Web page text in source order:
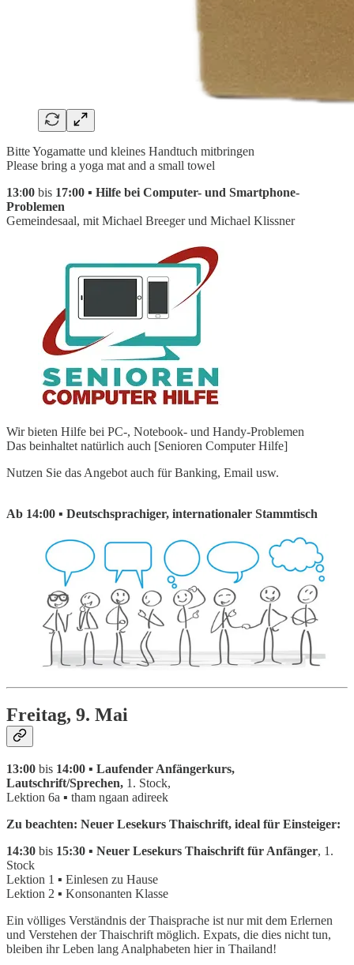
Bitte Yogamatte und kleines Handtuch mitbringen
Please bring a yoga mat and a small towel
13:00 bis 17:00 ▪ Hilfe bei Computer- und Smartphone-
Problemen
Gemeindesaal, mit Michael Breeger und Michael Klissner
Wir bieten Hilfe bei PC-, Notebook- und Handy-Problemen
Das beinhaltet natürlich auch [Senioren Computer Hilfe]
Nutzen Sie das Angebot auch für Banking, Email usw.
Ab 14:00 ▪ Deutschsprachiger, internationaler Stammtisch
Freitag, 9. Mai
13:00 bis 14:00 ▪ Laufender Anfängerkurs,
Lautschrift/Sprechen, 1. Stock,
Lektion 6a ▪ tham ngaan adireek
Zu beachten: Neuer Lesekurs Thaischrift, ideal für Einsteiger:
14:30 bis 15:30 ▪ Neuer Lesekurs Thaischrift für Anfänger, 1.
Stock
Lektion 1 ▪ Einlesen zu Hause
Lektion 2 ▪ Konsonanten Klasse
Ein völliges Verständnis der Thaisprache ist nur mit dem Erlernen
und Verstehen der Thaischrift möglich. Expats, die dies nicht tun,
bleiben ihr Leben lang Analphabeten hier in Thailand!